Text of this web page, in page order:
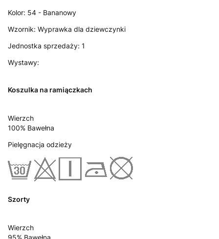
Kolor: 54 - Bananowy
Wzornik: Wyprawka dla dziewczynki
Jednostka sprzedaży: 1
Wystawy:
Koszulka na ramiączkach
Wierzch
100% Bawełna
Pielęgnacja odzieży
Szorty
Wierzch
95% Bawełna